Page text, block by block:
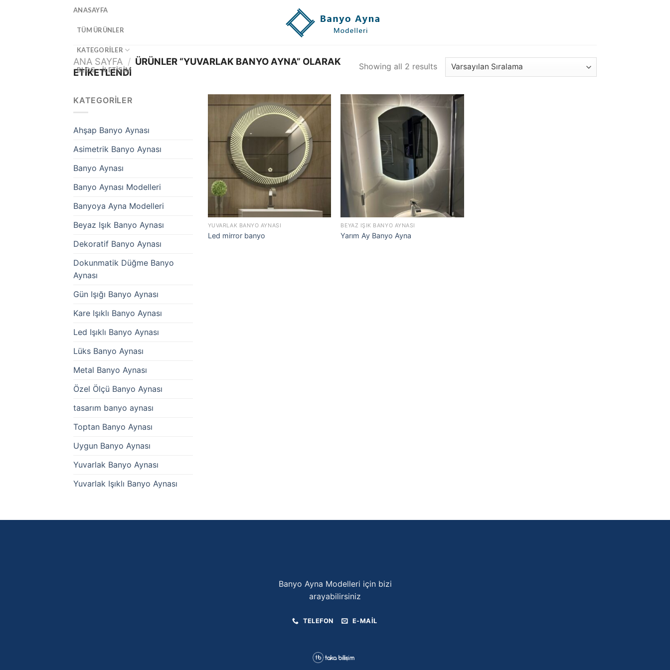
ANASAYFA
TÜM ÜRÜNLER
KATEGORILER
BLOG İLETIŞIM
ANA SAYFA / ÜRÜNLER “YUVARLAK BANYO AYNA” OLARAK
ETIKETLENDI
Showing all 2 results
KATEGORILER
Ahşap Banyo Aynası
Asimetrik Banyo Aynası
Banyo Aynası
Banyo Aynası Modelleri
Banyoya Ayna Modelleri
Beyaz Işık Banyo Aynası
Dekoratif Banyo Aynası
Dokunmatik Düğme Banyo
Aynası
Gün Işığı Banyo Aynası
Kare Işıklı Banyo Aynası
Led Işıklı Banyo Aynası
Lüks Banyo Aynası
Metal Banyo Aynası
Özel Ölçü Banyo Aynası
tasarım banyo aynası
Toptan Banyo Aynası
Uygun Banyo Aynası
Yuvarlak Banyo Aynası
Yuvarlak Işıklı Banyo Aynası
YUVARLAK BANYO AYNASI
Led mirror banyo
BEYAZ IŞIK BANYO AYNASI
Yarım Ay Banyo Ayna
Banyo Ayna Modelleri için bizi
arayabilirsiniz
TELEFON E-MAIL